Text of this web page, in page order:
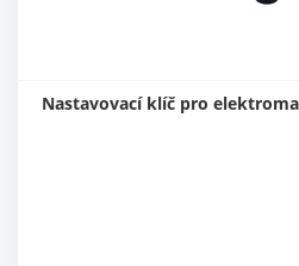
Nastavovací klíč pro